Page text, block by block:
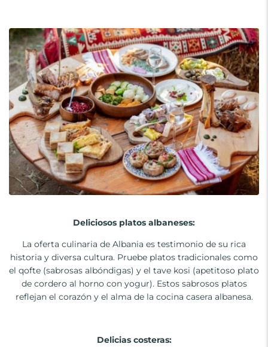
Deliciosos platos albaneses:
La oferta culinaria de Albania es testimonio de su rica
historia y diversa cultura. Pruebe platos tradicionales como
el qofte (sabrosas albóndigas) y el tave kosi (apetitoso plato
de cordero al horno con yogur). Estos sabrosos platos
reflejan el corazón y el alma de la cocina casera albanesa.
Delicias costeras: